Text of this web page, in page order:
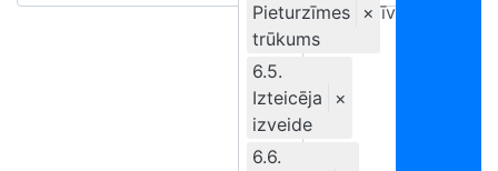
Pieturzīmes
trūkums
×
6.5.
Izteicēja
izveide
×
6.6.
Ekskluzīvi